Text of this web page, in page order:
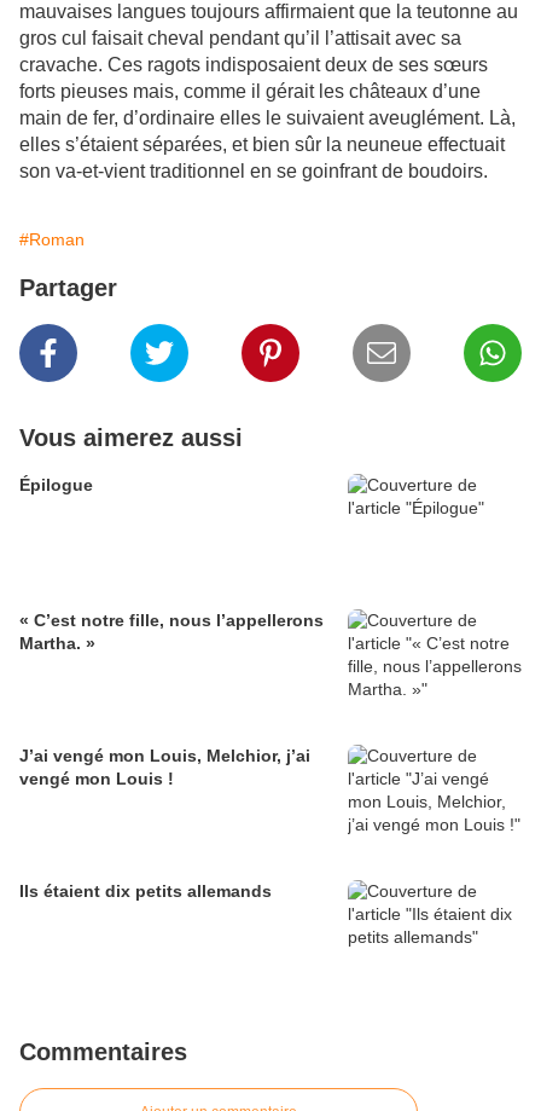
mauvaises langues toujours affirmaient que la teutonne au
gros cul faisait cheval pendant qu’il l’attisait avec sa
cravache. Ces ragots indisposaient deux de ses sœurs
forts pieuses mais, comme il gérait les châteaux d’une
main de fer, d’ordinaire elles le suivaient aveuglément. Là,
elles s’étaient séparées, et bien sûr la neuneue effectuait
son va-et-vient traditionnel en se goinfrant de boudoirs.
#Roman
Partager
Vous aimerez aussi
Épilogue
« C’est notre fille, nous l’appellerons
Martha. »
J’ai vengé mon Louis, Melchior, j’ai
vengé mon Louis !
Ils étaient dix petits allemands
Commentaires